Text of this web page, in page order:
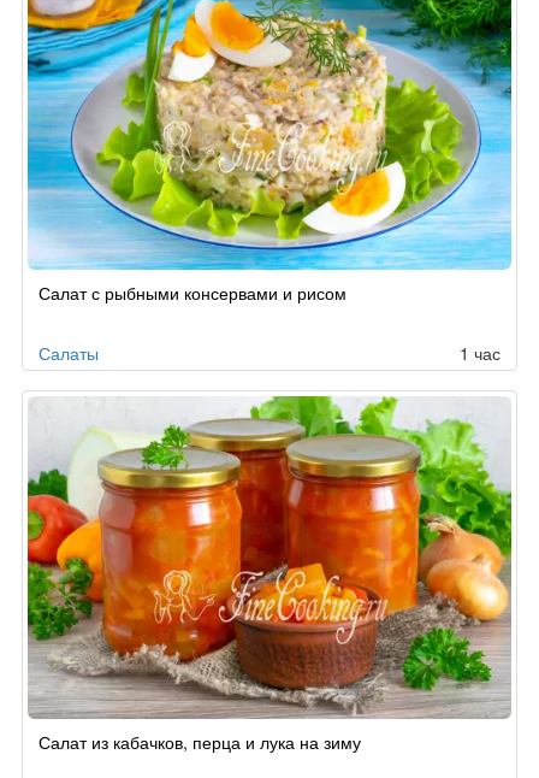
Салат с рыбными консервами и рисом
Салаты 1 час
Салат из кабачков, перца и лука на зиму